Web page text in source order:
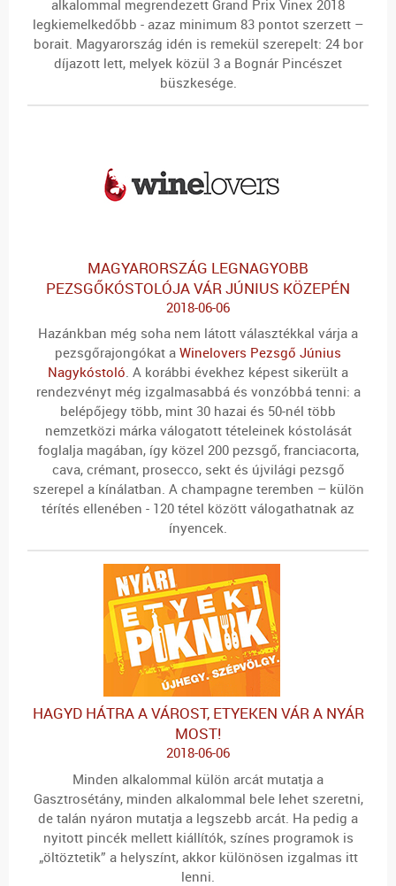
alkalommal megrendezett Grand Prix Vinex 2018
legkiemelkedőbb - azaz minimum 83 pontot szerzett –
borait. Magyarország idén is remekül szerepelt: 24 bor
díjazott lett, melyek közül 3 a Bognár Pincészet
büszkesége.
MAGYARORSZÁG LEGNAGYOBB
PEZSGŐKÓSTOLÓJA VÁR JÚNIUS KÖZEPÉN
2018-06-06
Hazánkban még soha nem látott választékkal várja a
pezsgőrajongókat a Winelovers Pezsgő Június
Nagykóstoló. A korábbi évekhez képest sikerült a
rendezvényt még izgalmasabbá és vonzóbbá tenni: a
belépőjegy több, mint 30 hazai és 50-nél több
nemzetközi márka válogatott tételeinek kóstolását
foglalja magában, így közel 200 pezsgő, franciacorta,
cava, crémant, prosecco, sekt és újvilági pezsgő
szerepel a kínálatban. A champagne teremben – külön
térítés ellenében - 120 tétel között válogathatnak az
ínyencek.
HAGYD HÁTRA A VÁROST, ETYEKEN VÁR A NYÁR
MOST!
2018-06-06
Minden alkalommal külön arcát mutatja a
Gasztrosétány, minden alkalommal bele lehet szeretni,
de talán nyáron mutatja a legszebb arcát. Ha pedig a
nyitott pincék mellett kiállítók, színes programok is
„öltöztetik” a helyszínt, akkor különösen izgalmas itt
lenni.